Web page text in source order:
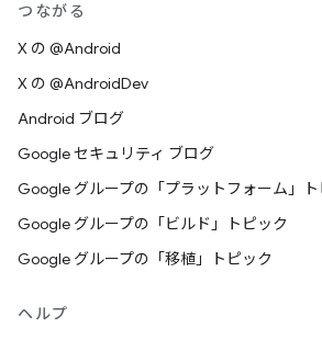
つながる
X の @Android
X の @AndroidDev
Android ブログ
Google セキュリティ ブログ
Google グループの「プラットフォーム」ト
Google グループの「ビルド」トピック
Google グループの「移植」トピック
ヘルプ